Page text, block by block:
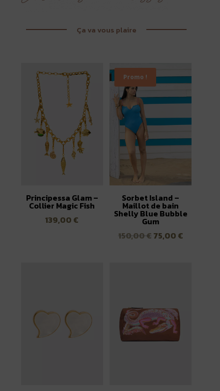
Ça va vous plaire
Principessa Glam –
Collier Magic Fish
139,00 €
Promo !
Sorbet Island –
Maillot de bain
Shelly Blue Bubble
Gum
150,00€ Le
75,00 €Le